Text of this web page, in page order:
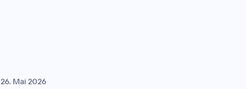
26. Mai 2026